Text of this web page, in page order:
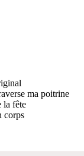
ma poitrine
la fête
corps